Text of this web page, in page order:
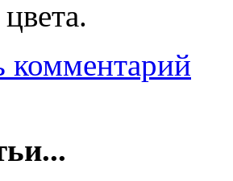
комментарий